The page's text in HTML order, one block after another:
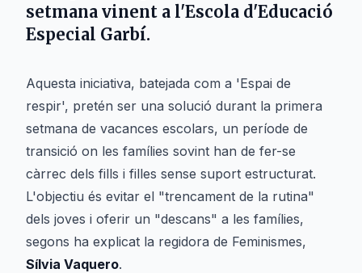
setmana vinent a l'Escola d'Educació
Especial Garbí.
Aquesta iniciativa, batejada com a 'Espai de
respir', pretén ser una solució durant la primera
setmana de vacances escolars, un període de
transició on les famílies sovint han de fer-se
càrrec dels fills i filles sense suport estructurat.
L'objectiu és evitar el "trencament de la rutina"
dels joves i oferir un "descans" a les famílies,
segons ha explicat la regidora de Feminismes,
Sílvia Vaquero.